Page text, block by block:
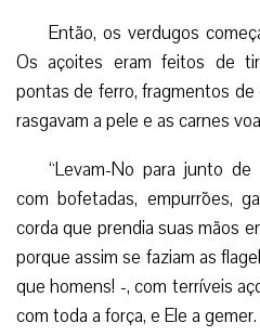
Então, os verdugos
Os açoites eram feitos de
pontas de ferro, fragmentos
rasgavam a pele e as carnes
“Levam-No para junto
com bofetadas, empurrões,
corda que prendia suas mãos
porque assim se faziam as
que homens! -, com terríveis
com toda a força, e Ele a gemer.